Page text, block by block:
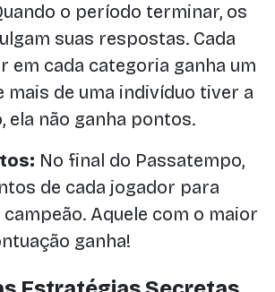
o período terminar, os
suas respostas. Cada
em cada categoria ganha um
mais de uma indivíduo tiver a
ela não ganha pontos.
No final do Passatempo,
de cada jogador para
Aquele com o maior
ganha!